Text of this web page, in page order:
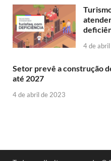
4 de
Setor prevê a construção
até 2027
4 de abril de 2023